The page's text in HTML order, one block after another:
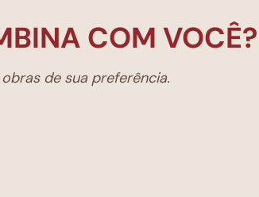
COM VOCÊ?
de sua preferência.